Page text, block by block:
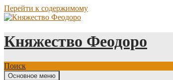
Перейти к содержимому
Княжество Феодоро
Поиск
Основное меню